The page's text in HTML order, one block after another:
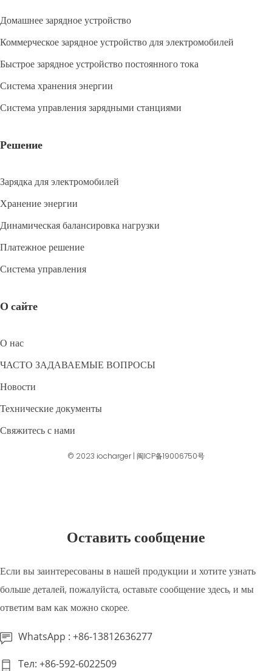
Домашнее зарядное устройство
Коммерческое зарядное устройство для электромобилей
Быстрое зарядное устройство постоянного тока
Система хранения энергии
Система управления зарядными станциями
Решение
Зарядка для электромобилей
Хранение энергии
Динамическая балансировка нагрузки
Платежное решение
Система управления
О сайте
О нас
ЧАСТО ЗАДАВАЕМЫЕ ВОПРОСЫ
Новости
Технические документы
Свяжитесь с нами
© 2023 iocharger| 闽ICP备19006750号
Оставить сообщение
Если вы заинтересованы в нашей продукции и хотите узнать
больше деталей, пожалуйста, оставьте сообщение здесь, и мы
ответим вам как можно скорее.
WhatsApp : +86-13812636277
Тел: +86-592-6022509